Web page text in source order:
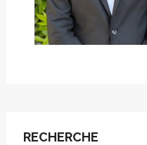
RECHERCHE